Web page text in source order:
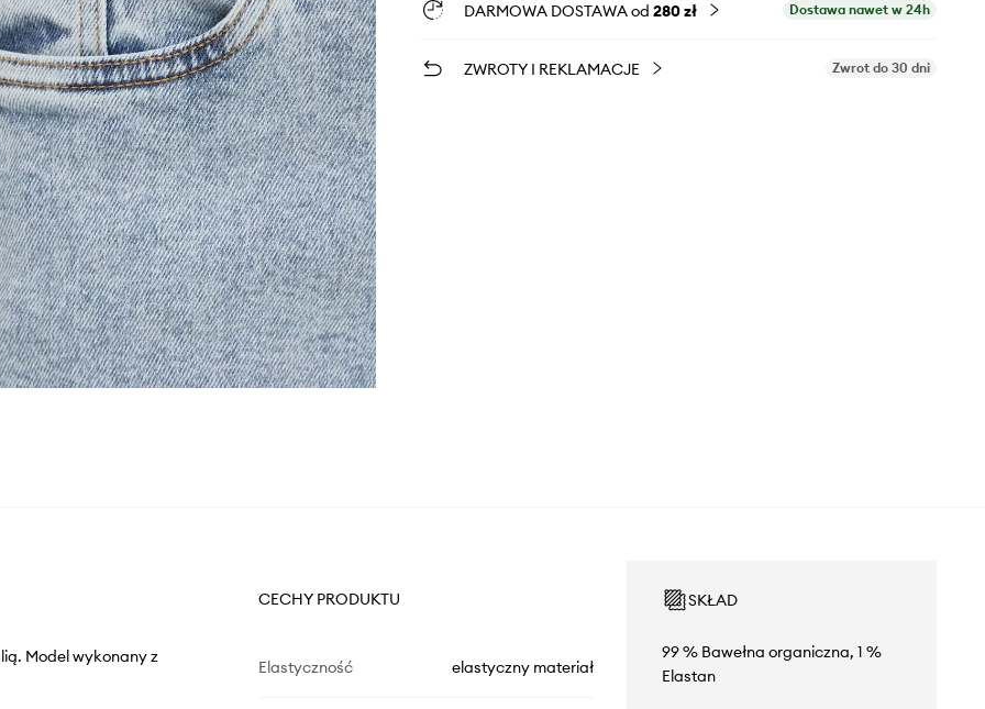
DARMOWA DOSTAWA od 280 zł Dostawa nawet w 24h
ZWROTY I REKLAMACJE Zwrot do 30 dni
Model wykonany z
CECHY PRODUKTU
Elastyczność elastyczny materiał
SKŁAD
99 % Bawełna organiczna, 1 %
Elastan